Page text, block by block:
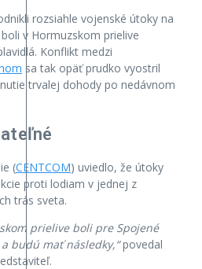
rozsiahle vojenské útoky na
v Hormuzskom prielive
Konflikt medzi
sa tak opäť prudko vyostril
trvalej dohody po nedávnom
(CENTCOM) uviedlo, že útoky
proti lodiam v jednej z
trás sveta.
prielive boli pre Spojené
budú mať následky,“povedal